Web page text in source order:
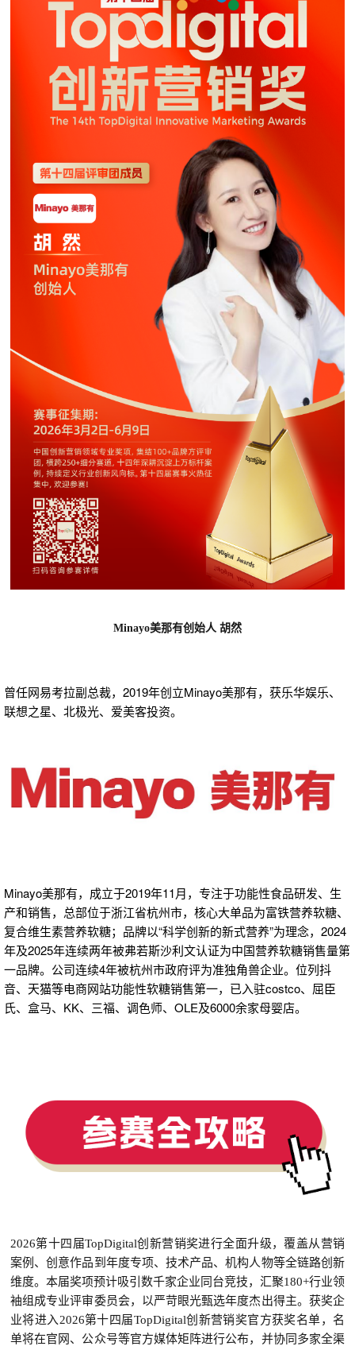
Minayo美那有创始人 胡然
曾任网易考拉副总裁，2019年创立Minayo美那有，获乐华娱乐、
联想之星、北极光、爱美客投资。
Minayo美那有，成立于2019年11月，专注于功能性食品研发、生
产和销售，总部位于浙江省杭州市，核心大单品为富铁营养软糖、
复合维生素营养软糖；品牌以“科学创新的新式营养”为理念，2024
年及2025年连续两年被弗若斯沙利文认证为中国营养软糖销售量第
一品牌。公司连续4年被杭州市政府评为准独角兽企业。位列抖
音、天猫等电商网站功能性软糖销售第一，已入驻costco、屈臣
氏、盒马、KK、三福、调色师、OLE及6000余家母婴店。
2026第十四届TopDigital创新营销奖进行全面升级，覆盖从营销
案例、创意作品到年度专项、技术产品、机构人物等全链路创新
维度。本届奖项预计吸引数千家企业同台竞技，汇聚180+行业领
袖组成专业评审委员会，以严苛眼光甄选年度杰出得主。获奖企
业将进入2026第十四届TopDigital创新营销奖官方获奖名单，名
单将在官网、公众号等官方媒体矩阵进行公布，并协同多家全渠